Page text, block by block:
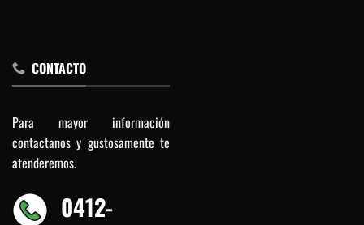
CONTACTO
Para mayor información
contactanos y gustosamente te
atenderemos.
0412-